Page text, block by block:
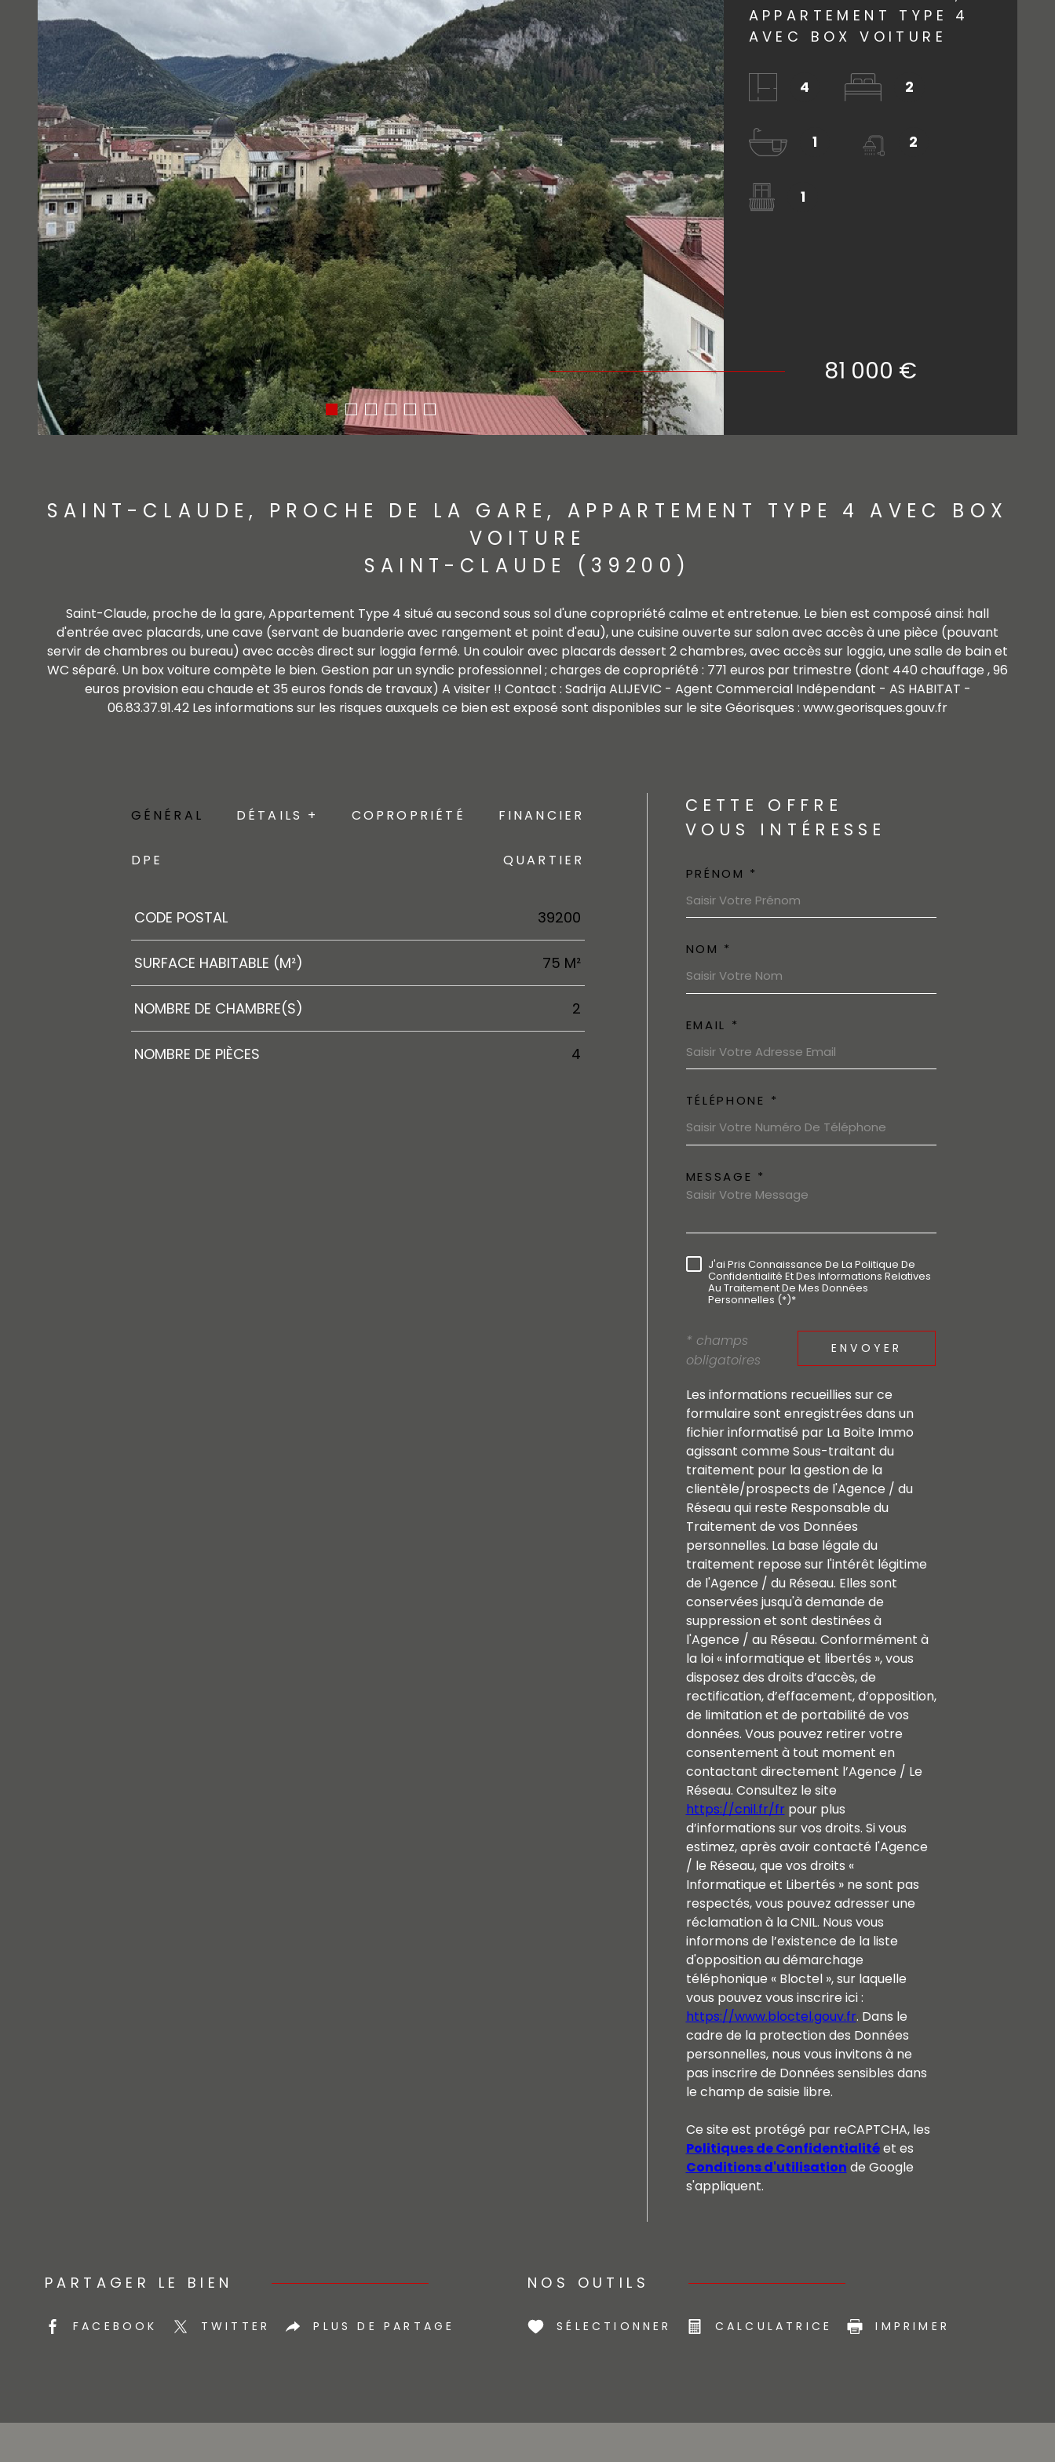
AGENCE
APPARTEMENT TYPE 4
AVEC BOX VOITURE
4 2
1 2
1
81 000 €
SAINT-CLAUDE, PROCHE DE LA GARE, APPARTEMENT TYPE 4 AVEC BOX
VOITURE
SAINT-CLAUDE (39200)
Saint-Claude, proche de la gare, Appartement Type 4 situé au second sous sol d'une copropriété calme et entretenue. Le bien est composé ainsi: hall
d'entrée avec placards, une cave (servant de buanderie avec rangement et point d'eau), une cuisine ouverte sur salon avec accès à une pièce (pouvant
servir de chambres ou bureau) avec accès direct sur loggia fermé. Un couloir avec placards dessert 2 chambres, avec accès sur loggia, une salle de bain et
WC séparé. Un box voiture compète le bien. Gestion par un syndic professionnel ; charges de copropriété : 771 euros par trimestre (dont 440 chauffage , 96
euros provision eau chaude et 35 euros fonds de travaux) A visiter !! Contact : Sadrija ALIJEVIC - Agent Commercial Indépendant - AS HABITAT -
06.83.37.91.42 Les informations sur les risques auxquels ce bien est exposé sont disponibles sur le site Géorisques : www.georisques.gouv.fr
GÉNÉRAL DÉTAILS + COPROPRIÉTÉ FINANCIER
DPE QUARTIER
Caractérisque
CODE POSTAL 39200
SURFACE HABITABLE (M²) 75 M²
NOMBRE DE CHAMBRE(S) 2
NOMBRE DE PIÈCES 4
CETTE OFFRE
VOUS INTÉRESSE
PRÉNOM *
NOM *
EMAIL *
TÉLÉPHONE *
MESSAGE *
J'ai Pris Connaissance De La Politique De
Confidentialité Et Des Informations Relatives
Au Traitement De Mes Données
Personnelles (*)*
* champs
obligatoires
ENVOYER
Les informations recueillies sur ce
formulaire sont enregistrées dans un
fichier informatisé par La Boite Immo
agissant comme Sous-traitant du
traitement pour la gestion de la
clientèle/prospects de l'Agence / du
Réseau qui reste Responsable du
Traitement de vos Données
personnelles. La base légale du
traitement repose sur l'intérêt légitime
de l'Agence / du Réseau. Elles sont
conservées jusqu'à demande de
suppression et sont destinées à
l'Agence / au Réseau. Conformément à
la loi « informatique et libertés », vous
disposez des droits d’accès, de
rectification, d’effacement, d’opposition,
de limitation et de portabilité de vos
données. Vous pouvez retirer votre
consentement à tout moment en
contactant directement l’Agence / Le
Réseau. Consultez le site
https://cnil.fr/frpour plus
d’informations sur vos droits. Si vous
estimez, après avoir contacté l'Agence
/ le Réseau, que vos droits «
Informatique et Libertés » ne sont pas
respectés, vous pouvez adresser une
réclamation à la CNIL. Nous vous
informons de l’existence de la liste
d'opposition au démarchage
téléphonique « Bloctel », sur laquelle
vous pouvez vous inscrire ici :
https://www.bloctel.gouv.fr. Dans le
cadre de la protection des Données
personnelles, nous vous invitons à ne
pas inscrire de Données sensibles dans
le champ de saisie libre.
Ce site est protégé par reCAPTCHA, les
Politiques de Confidentialitéet es
Conditions d'utilisation de Google
s'appliquent.
PARTAGER LE BIEN
FACEBOOK TWITTER PLUS DE PARTAGE
NOS OUTILS
SÉLECTIONNER CALCULATRICE IMPRIMER